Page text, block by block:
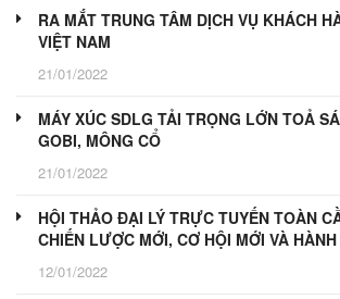
RA MẮT TRUNG TÂM DỊCH VỤ KHÁCH
VIỆT NAM
21/01/2022
MÁY XÚC SDLG TẢI TRỌNG LỚN TOẢ
GOBI, MÔNG CỔ
21/01/2022
HỘI THẢO ĐẠI LÝ TRỰC TUYẾN TOÀN
CHIẾN LƯỢC MỚI, CƠ HỘI MỚI VÀ
12/01/2022